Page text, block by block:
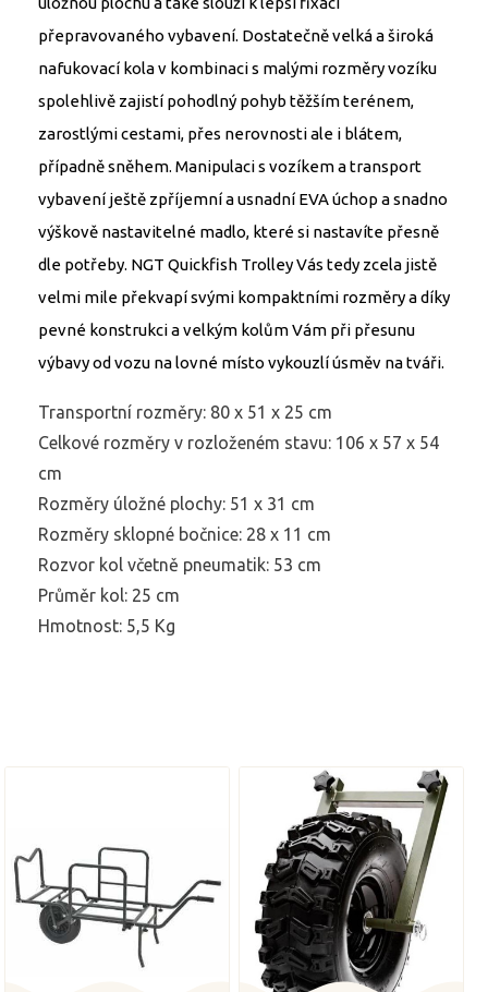
přepravovaného vybavení. Dostatečně velká a široká
nafukovací kola v kombinaci s malými rozměry vozíku
spolehlivě zajistí pohodlný pohyb těžším terénem,
zarostlými cestami, přes nerovnosti ale i blátem,
případně sněhem. Manipulaci s vozíkem a transport
vybavení ještě zpříjemní a usnadní EVA úchop a snadno
výškově nastavitelné madlo, které si nastavíte přesně
dle potřeby. NGT Quickfish Trolley Vás tedy zcela jistě
velmi mile překvapí svými kompaktními rozměry a díky
pevné konstrukci a velkým kolům Vám při přesunu
výbavy od vozu na lovné místo vykouzlí úsměv na tváři.
Transportní rozměry: 80 x 51 x 25 cm
Celkové rozměry v rozloženém stavu: 106 x 57 x 54
cm
Rozměry úložné plochy: 51 x 31 cm
Rozměry sklopné bočnice: 28 x 11 cm
Rozvor kol včetně pneumatik: 53 cm
Průměr kol: 25 cm
Hmotnost: 5,5 Kg